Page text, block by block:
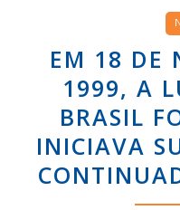
EM 18 DE
1999, A
BRASIL
INICIAVA